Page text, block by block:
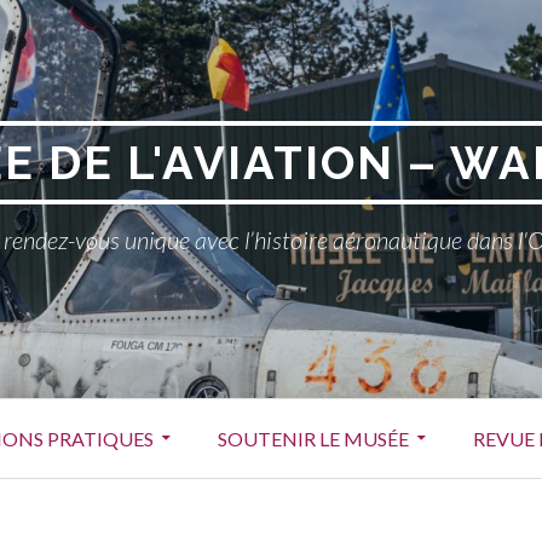
DE L'AVIATION –
vous unique avec l’histoire aéronautique dans
PRATIQUES SOUTENIR LE MUSÉE REVUE